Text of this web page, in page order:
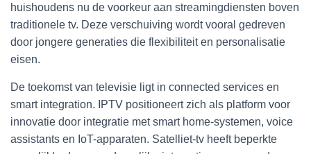
huishoudens nu de voorkeur aan streamingdiensten boven
traditionele tv. Deze verschuiving wordt vooral gedreven
door jongere generaties die flexibiliteit en personalisatie
eisen.
De toekomst van televisie ligt in connected services en
smart integration. IPTV positioneert zich als platform voor
innovatie door integratie met smart home-systemen, voice
assistants en IoT-apparaten. Satelliet-tv heeft beperkte